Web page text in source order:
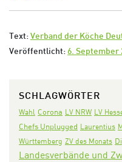
Text: Verband der Köche
Veröffentlicht: 6. September
SCHLAGWÖRTER
Wahl Corona LV NRW LV
Chefs Unplugged Laurentius
Württemberg ZV des Monats
Landesverbände und